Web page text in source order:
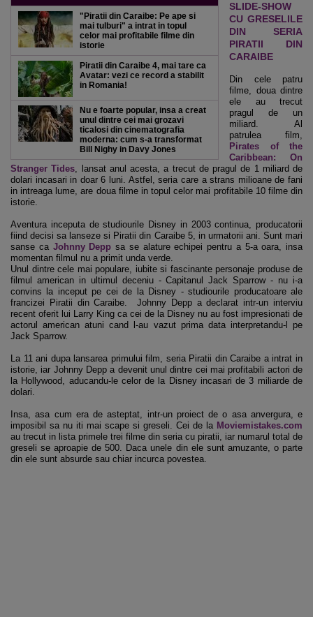
"Piratii din Caraibe: Pe ape si
mai tulburi" a intrat in topul
celor mai profitabile filme din
istorie
Piratii din Caraibe 4, mai tare ca
Avatar: vezi ce record a stabilit
in Romania!
Nu e foarte popular, insa a creat
unul dintre cei mai grozavi
ticalosi din cinematografia
moderna: cum s-a transformat
Bill Nighy in Davy Jones
SLIDE-SHOW
CU GRESELILE
DIN SERIA
PIRATII DIN
CARAIBE
Din cele patru
filme, doua dintre
ele au trecut
pragul de un
miliard. Al
patrulea film,
Pirates of the
Caribbean: On
Stranger Tides, lansat anul acesta, a trecut de pragul de 1 miliard de
dolari incasari in doar 6 luni. Astfel, seria care a strans milioane de fani
in intreaga lume, are doua filme in topul celor mai profitabile 10 filme din
istorie.
Aventura inceputa de studiourile Disney in 2003 continua, producatorii
fiind decisi sa lanseze si Piratii din Caraibe 5, in urmatorii ani. Sunt mari
sanse ca Johnny Depp sa se alature echipei pentru a 5-a oara, insa
momentan filmul nu a primit unda verde.
Unul dintre cele mai populare, iubite si fascinante personaje produse de
filmul american in ultimul deceniu - Capitanul Jack Sparrow - nu i-a
convins la inceput pe cei de la Disney - studiourile producatoare ale
francizei Piratii din Caraibe. Johnny Depp a declarat intr-un interviu
recent oferit lui Larry King ca cei de la Disney nu au fost impresionati de
actorul american atuni cand l-au vazut prima data interpretandu-l pe
Jack Sparrow.
La 11 ani dupa lansarea primului film, seria Piratii din Caraibe a intrat in
istorie, iar Johnny Depp a devenit unul dintre cei mai profitabili actori de
la Hollywood, aducandu-le celor de la Disney incasari de 3 miliarde de
dolari.
Insa, asa cum era de asteptat, intr-un proiect de o asa anvergura, e
imposibil sa nu iti mai scape si greseli. Cei de la Moviemistakes.com
au trecut in lista primele trei filme din seria cu piratii, iar numarul total de
greseli se aproapie de 500. Daca unele din ele sunt amuzante, o parte
din ele sunt absurde sau chiar incurca povestea.